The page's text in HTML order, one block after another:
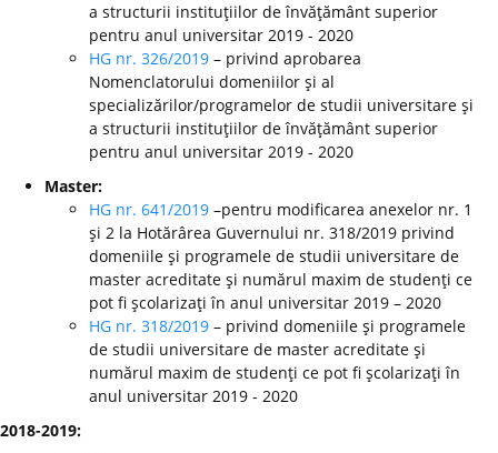
a structurii instituţiilor de învăţământ superior
pentru anul universitar 2019 - 2020
HG nr. 326/2019 – privind aprobarea
Nomenclatorului domeniilor şi al
specializărilor/programelor de studii universitare şi
a structurii instituţiilor de învăţământ superior
pentru anul universitar 2019 - 2020
Master:
HG nr. 641/2019 –pentru modificarea anexelor nr. 1
şi 2 la Hotărârea Guvernului nr. 318/2019 privind
domeniile şi programele de studii universitare de
master acreditate şi numărul maxim de studenţi ce
pot fi şcolarizaţi în anul universitar 2019 – 2020
HG nr. 318/2019 – privind domeniile şi programele
de studii universitare de master acreditate şi
numărul maxim de studenţi ce pot fi şcolarizaţi în
anul universitar 2019 - 2020
2018-2019: